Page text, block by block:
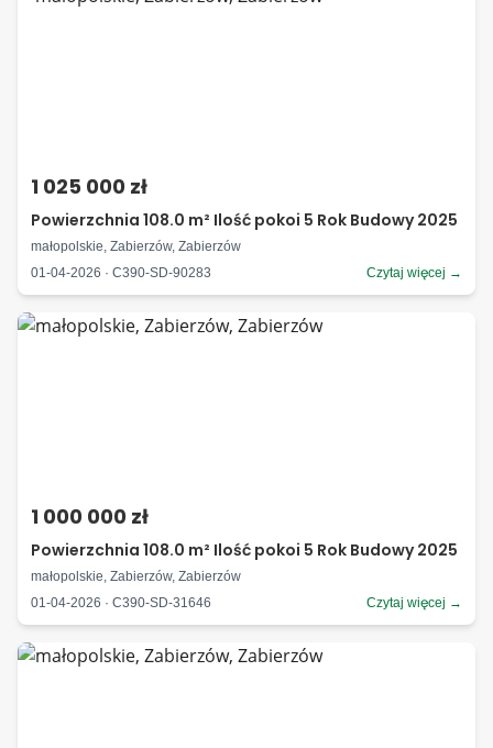
1 025 000 zł
Powierzchnia 108.0 m² Ilość pokoi 5 Rok Budowy 2025
małopolskie, Zabierzów, Zabierzów
01-04-2026 · C390-SD-90283
Czytaj więcej →
1 000 000 zł
Powierzchnia 108.0 m² Ilość pokoi 5 Rok Budowy 2025
małopolskie, Zabierzów, Zabierzów
01-04-2026 · C390-SD-31646
Czytaj więcej →